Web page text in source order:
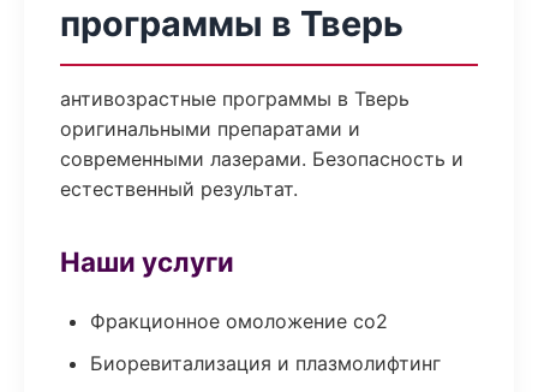
программы в Тверь
антивозрастные программы в Тверь
оригинальными препаратами и
современными лазерами. Безопасность и
естественный результат.
Наши услуги
Фракционное омоложение co2
Биоревитализация и плазмолифтинг